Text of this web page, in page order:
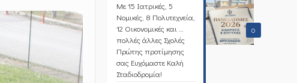
0
Με 15 Ιατρικές, 5
Νομικές, 8 Πολυτεχνεία,
12 Οικονομικές και …
πολλές άλλες Σχολές
Πρώτης προτίμησης
σας Ευχόμαστε Καλή
Σταδιοδρομία!